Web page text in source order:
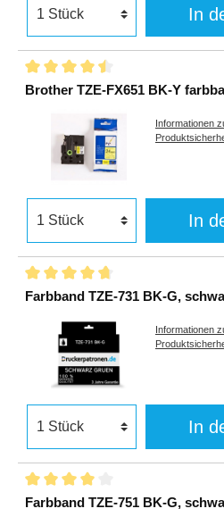
In
Brother TZE-FX651 BK-Y
Informationen
In
Farbband TZE-
Informationen
In
Farbband TZE-